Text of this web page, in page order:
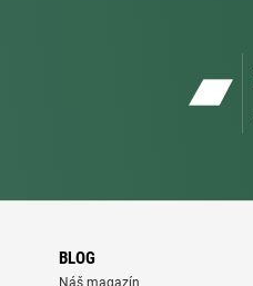
BLOG
Náš magazín